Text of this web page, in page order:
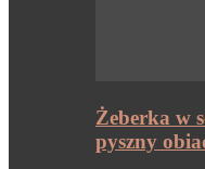
Żeberka w
pyszny